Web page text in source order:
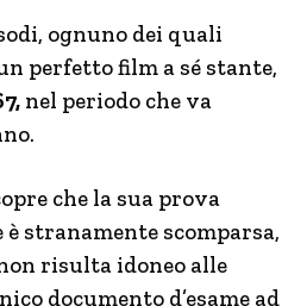
ognuno dei quali
perfetto film a sé stante,
nel periodo che va
che la sua prova
è stranamente scomparsa,
risulta idoneo alle
documento d’esame ad